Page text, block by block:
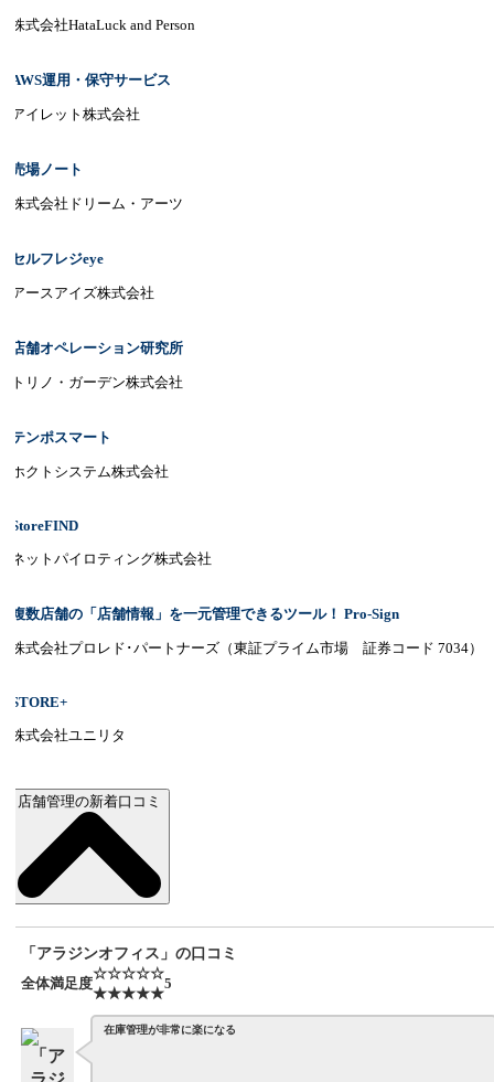
式会社HataLuck and Person
運用・保守サービス
イレット株式会社
場ノート
式会社ドリーム・アーツ
ルフレジeye
ースアイズ株式会社
舗オペレーション研究所
リノ・ガーデン株式会社
ンポスマート
クトシステム株式会社
ットパイロティング株式会社
数店舗の「店舗情報」を一元管理できるツール！ Pro-Sign
式会社プロレド･パートナーズ（東証プライム市場 証券コード 7034）
式会社ユニリタ
店舗管理の新着口コミ
「アラジンオフィス」の口コミ
全体満足度
☆☆☆☆☆
★★★★★
5
在庫管理が非常に楽になる